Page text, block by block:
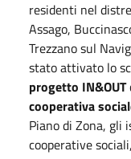
residenti nel
Assago,
Trezzano sul
stato attivato lo
progetto IN&OUT
cooperativa
Piano di Zona,
cooperative